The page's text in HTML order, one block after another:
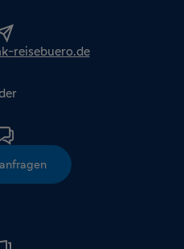
reisebuero.de